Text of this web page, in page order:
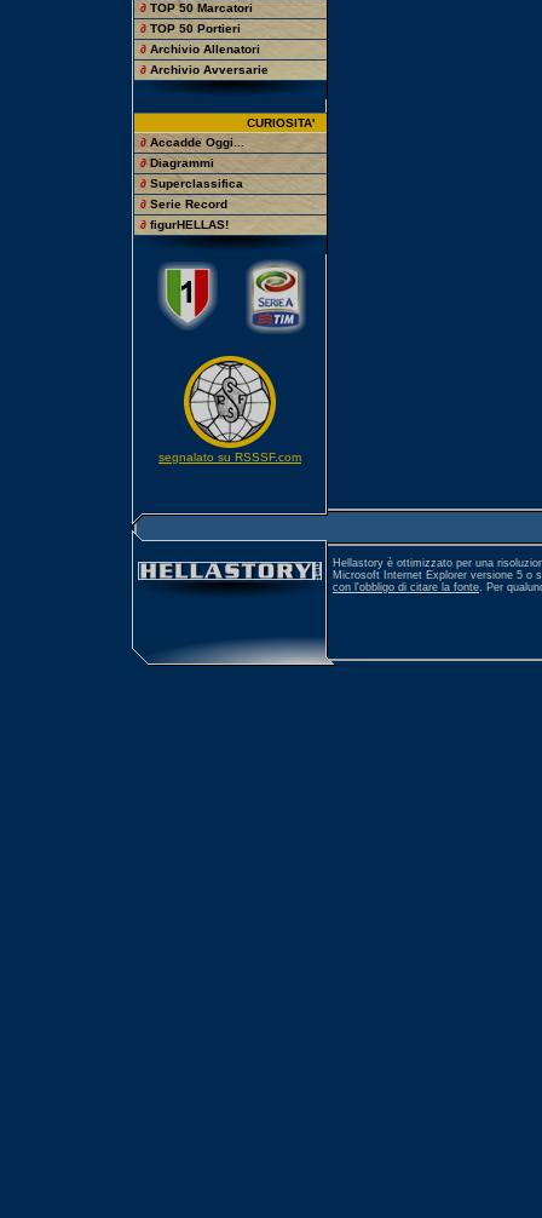
∂ TOP 50 Marcatori
∂ TOP 50 Portieri
∂ Archivio Allenatori
∂ Archivio Avversarie
CURIOSITA'
∂ Accadde Oggi...
∂ Diagrammi
∂ Superclassifica
∂ Serie Record
∂ figurHELLAS!
segnalato su RSSSF.com
Hellastory è ottimizzato per una
Microsoft Internet Explorer versione 5 o
con l'obbligo di citare la fonte. Per